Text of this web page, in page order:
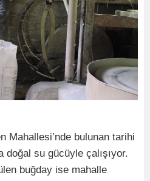
Mahallesi’nde bulunan tarihi
doğal su gücüyle çalışıyor.
buğday ise mahalle